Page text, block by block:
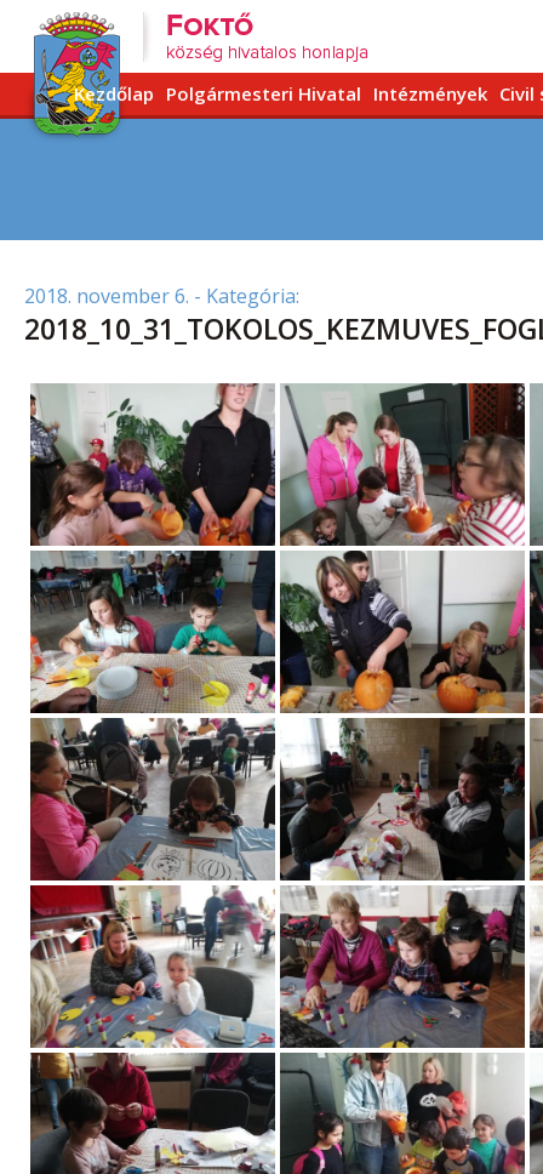
Kezdőlap Polgármesteri Hivatal Intézmények Civil
2018. november 6. - Kategória: